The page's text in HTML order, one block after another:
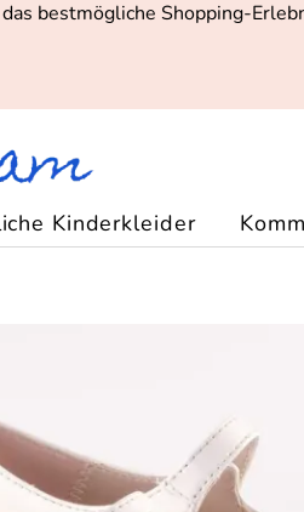
bestmögliche Shopping-
Kinderkleider